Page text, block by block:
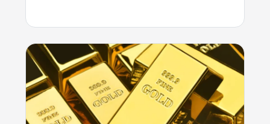
całkowicie zmienia poziom ryzyka i sposób
rozliczenia inwestycji. W tym artykule
pokażemy, jak poprawnie kupić akcje i ETF w
formie spot oraz […]